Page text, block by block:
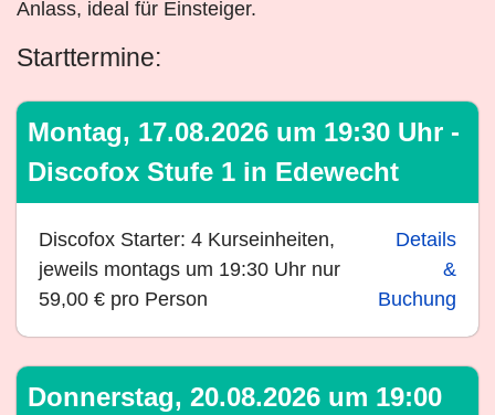
Anlass, ideal für Einsteiger.
Starttermine:
Montag, 17.08.2026 um 19:30 Uhr -
Discofox Stufe 1 in Edewecht
Discofox Starter: 4 Kurseinheiten,
jeweils montags um 19:30 Uhr nur
59,00 € pro Person
Details
&
Buchung
Donnerstag, 20.08.2026 um 19:00